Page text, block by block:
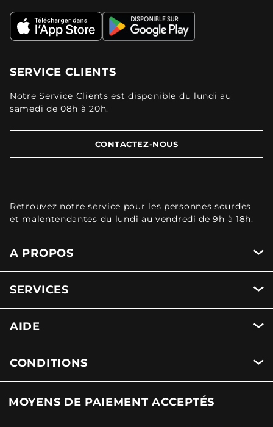
SERVICE CLIENTS
Notre Service Clients est disponible du lundi au
samedi de 08h à 20h.
CONTACTEZ-NOUS
Retrouvez notre service pour les personnes sourdes
et malentendantes du lundi au vendredi de 9h à 18h.
A PROPOS
SERVICES
AIDE
CONDITIONS
MOYENS DE PAIEMENT ACCEPTÉS